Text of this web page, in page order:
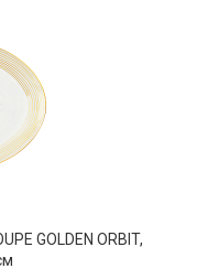
GOLDEN ORBIT,